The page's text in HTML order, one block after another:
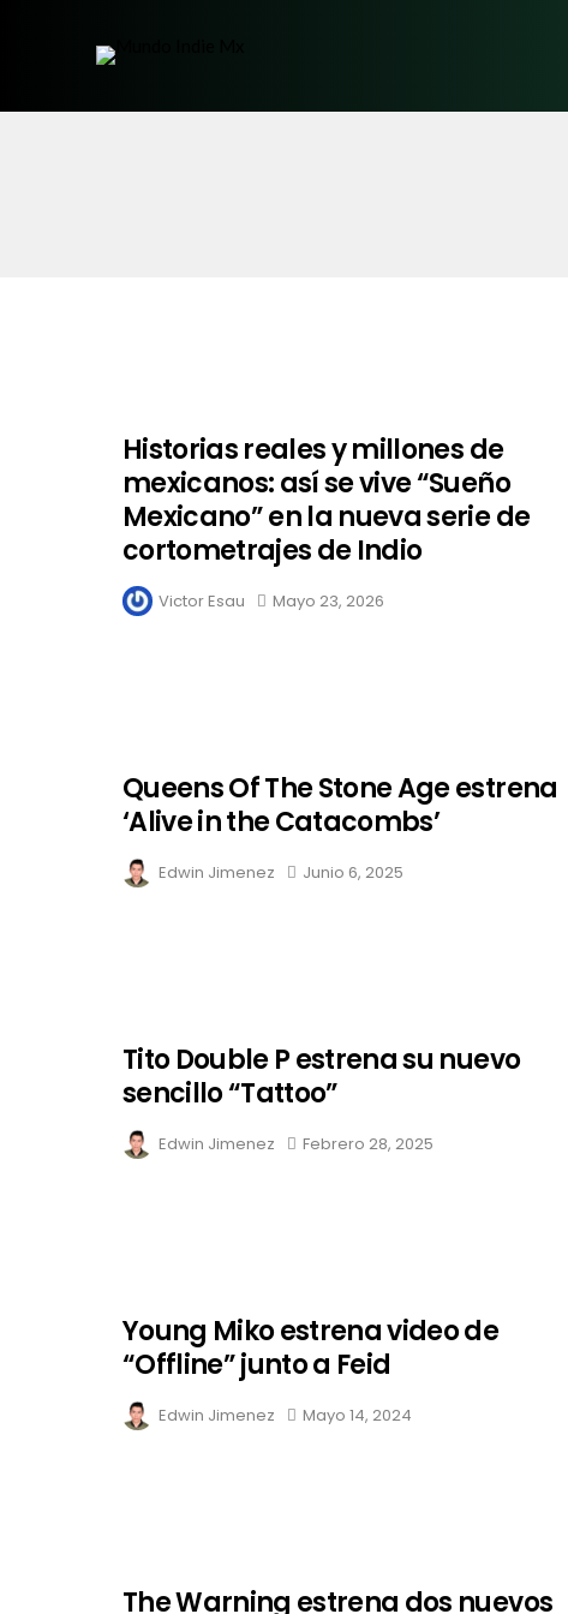
Historias reales y millones de
mexicanos: así se vive “Sueño
Mexicano” en la nueva serie de
cortometrajes de Indio
Victor Esau Mayo 23, 2026
Queens Of The Stone Age estrena
‘Alive in the Catacombs’
Edwin Jimenez Junio 6, 2025
Tito Double P estrena su nuevo
sencillo “Tattoo”
Edwin Jimenez Febrero 28, 2025
Young Miko estrena video de
“Offline” junto a Feid
Edwin Jimenez Mayo 14, 2024
The Warning estrena dos nuevos